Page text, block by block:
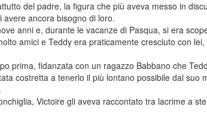
del padre, la figura che più aveva messo in
ancora bisogno di loro.
anni e, durante le vacanze di Pasqua, si era
amici e Teddy era praticamente cresciuto con
prima, fidanzata con un ragazzo Babbano che
costretta a tenerlo il più lontano possibile dal suo
Victoire gli aveva raccontato tra lacrime a